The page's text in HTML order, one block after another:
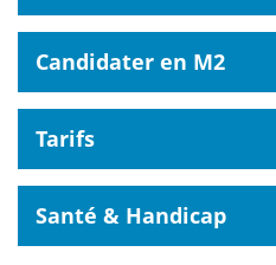
Candidater en M2
Tarifs
Santé & Handicap